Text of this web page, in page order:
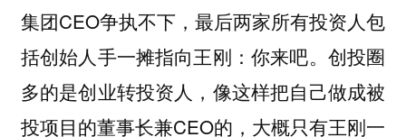
集团CEO争执不下，最后两家所有投资人包
括创始人手一摊指向王刚：你来吧。创投圈
多的是创业转投资人，像这样把自己做成被
投项目的董事长兼CEO的，大概只有王刚一